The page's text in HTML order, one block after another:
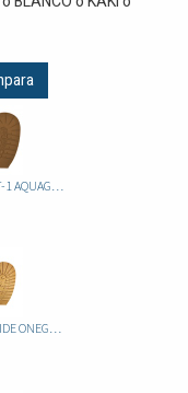
ANDES FILIPS MT-1 AQUAGRIP
ANDES FILIPS TEIDE ONEGRIP